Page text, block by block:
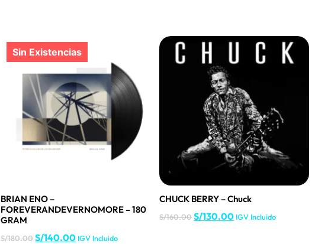
BRIAN ENO –
FOREVERANDEVERNOMORE – 180
GRAM
S/180.00 S/140.00 IGV Incluido
CHUCK BERRY – Chuck
S/160.00S/130.00 IGV Incluido